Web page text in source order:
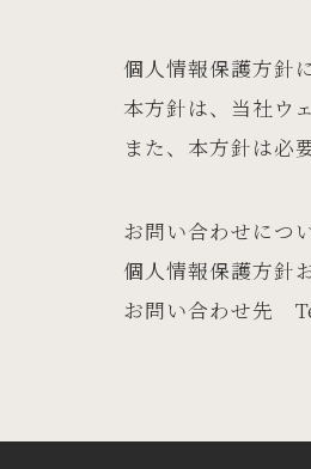
個人情報保護方針
本方針は、当社ウ
また、本方針は必
お問い合わせにつ
個人情報保護方針
お問い合わせ先